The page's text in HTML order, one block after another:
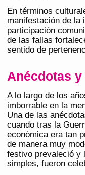
En términos
manifestación de la
participación
de las fallas
sentido de
Anécdotas
A lo largo de los
imborrable en la
Una de las
cuando tras la
económica era tan
de manera muy
festivo prevaleció y
simples, fueron